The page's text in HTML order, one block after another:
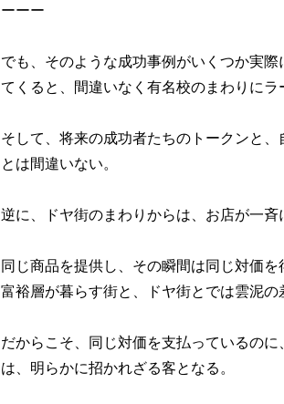
ーーー
でも、そのような成功事例がいくつか実
てくると、間違いなく有名校のまわりにラ
そして、将来の成功者たちのトークンと
とは間違いない。
逆に、ドヤ街のまわりからは、お店が一斉
同じ商品を提供し、その瞬間は同じ対価
富裕層が暮らす街と、ドヤ街とでは雲泥の
だからこそ、同じ対価を支払っているの
は、明らかに招かれざる客となる。